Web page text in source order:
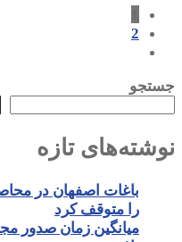
2
جستجو
نوشته‌های تازه
باغات اصفهان در
را متوقف کرد